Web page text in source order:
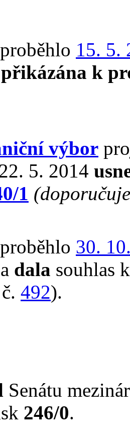
15. 5.
přikázána k
výbor
5. 2014
1
30.
dala souhlas
492).
Senátu
246/0.